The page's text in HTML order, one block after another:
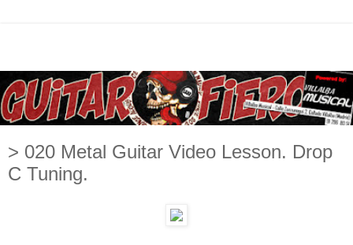
> 020 Metal Guitar Video Lesson. Drop
C Tuning.